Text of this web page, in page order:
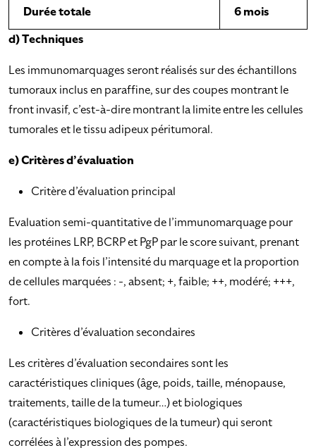
Durée totale
6 mois
d) Techniques
Les immunomarquages seront réalisés sur des échantillons
tumoraux inclus en paraffine, sur des coupes montrant le
front invasif, c’est-à-dire montrant la limite entre les cellules
tumorales et le tissu adipeux péritumoral.
e) Critères d’évaluation
Critère d’évaluation principal
Evaluation semi-quantitative de l’immunomarquage pour
les protéines LRP, BCRP et PgP par le score suivant, prenant
en compte à la fois l’intensité du marquage et la proportion
de cellules marquées : -, absent; +, faible; ++, modéré; +++,
fort.
Critères d’évaluation secondaires
Les critères d’évaluation secondaires sont les
caractéristiques cliniques (âge, poids, taille, ménopause,
traitements, taille de la tumeur…) et biologiques
(caractéristiques biologiques de la tumeur) qui seront
corrélées à l’expression des pompes.